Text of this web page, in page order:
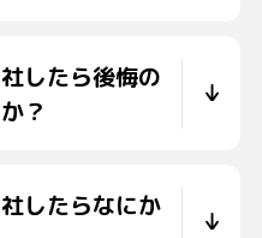
したら後悔の
？
したらなにか